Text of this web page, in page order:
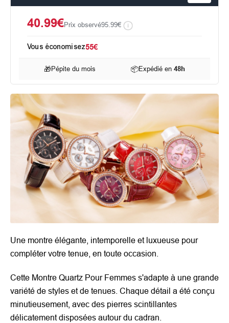
40.99€Prix observé95.99€
Vous économisez55€
🎁Pépite du mois 📦Expédié en48h
Une montre élégante, intemporelle et luxueuse pour
compléter votre tenue, en toute occasion.
Cette Montre Quartz Pour Femmes s'adapte à une grande
variété de styles et de tenues. Chaque détail a été conçu
minutieusement, avec des pierres scintillantes
délicatement disposées autour du cadran.